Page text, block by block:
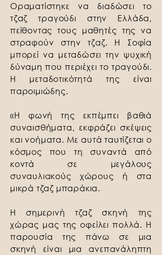
Οραματίστηκε να διαδώσει το
τζαζ τραγούδι στην Ελλάδα,
πείθοντας τους μαθητές της να
στραφούν στην τζαζ. Η Σοφία
μπορεί να μεταδώσει την ψυχική
δύναμη που περιέχει το τραγούδι.
Η μεταδοτικότητά της είναι
παροιμιώδης.
«Η φωνή της εκπέμπει βαθιά
συναισθήματα, εκφράζει σκέψεις
και νοήματα. Με αυτά ταυτίζεται ο
κόσμος που τη συναντά από
κοντά σε μεγάλους
συναυλιακούς χώρους ή στα
μικρά τζαζ μπαράκια.
Η σημερινή τζαζ σκηνή της
χώρας μας της οφείλει πολλά. Η
παρουσία της πάνω σε μια
σκηνή είναι μια ανεπανάληπτη